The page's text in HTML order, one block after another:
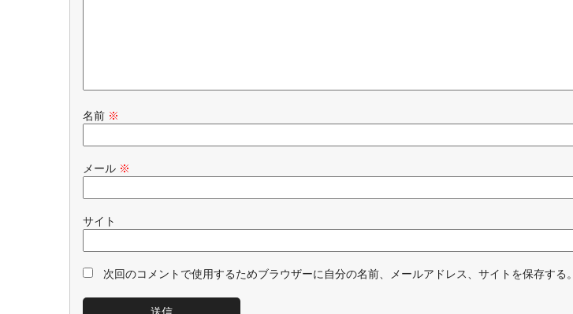
名前 ※
メール ※
サイト
次回のコメントで使用するためブラウザーに自分の名前、メールアドレス、サイトを保存する。